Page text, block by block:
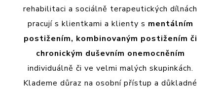
rehabilitaci a sociálně terapeutických dílnách
pracují s klientkami a klienty s mentálním
postižením, kombinovaným postižením či
chronickým duševním onemocněním
individuálně či ve velmi malých skupinkách.
Klademe důraz na osobní přístup a důkladné